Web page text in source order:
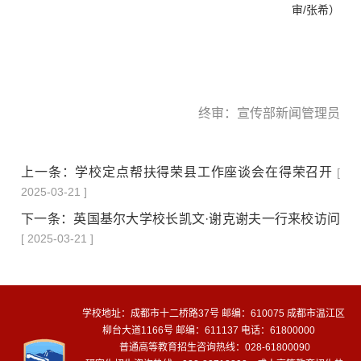
审/张希）
终审：宣传部新闻管理员
上一条： 学校定点帮扶得荣县工作座谈会在得荣召开 [
2025-03-21 ]
下一条： 英国基尔大学校长凯文·谢克谢夫一行来校访问
[ 2025-03-21 ]
学校地址：成都市十二桥路37号 邮编：610075 成都市温江区
柳台大道1166号 邮编：611137 电话：61800000
普通高等教育招生咨询热线：028-61800090